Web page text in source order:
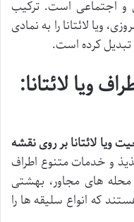
و اجتماعی است. ترکیب
ویا لائتانا را به نمادی
تبدیل کرده است.
ویا لائتانا:
ویا لائتانا بر روی نقشه
و خدمات متنوع اطراف
محله های مجاور، بهشتی
که انواع سلیقه ها را